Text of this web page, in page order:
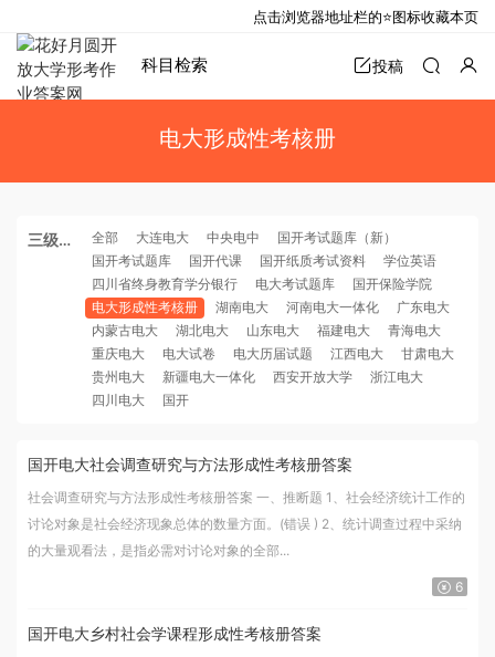
科目检索 投稿
电大形成性考核册
三级分
全部 大连电大 中央电中
国开考试题库（新）
国开考试题库
国开代课 国开纸质考试资料
学位英语
四川省终身教育学分银行
电大考试题库
国开保险学院
电大形成性考核册
湖南电大 河南电大一体化
广东电大
内蒙古电大
湖北电大 山东电大 福建电大
青海电大
重庆电大
电大试卷 电大历届试题 江西电大
甘肃电大
贵州电大
新疆电大一体化 西安开放大学
浙江电大
四川电大
国开
国开电大社会调查研究与方法形成性考核册答案
社会调查研究与方法形成性考核册答案 一、推断题 1、社会经济统计工作的
讨论对象是社会经济现象总体的数量方面。(错误 ) 2、统计调查过程中采纳
的大量观看法，是指必需对讨论对象的全部...
6
国开电大乡村社会学课程形成性考核册答案
点击浏览器地址栏的⭐图标收藏本页